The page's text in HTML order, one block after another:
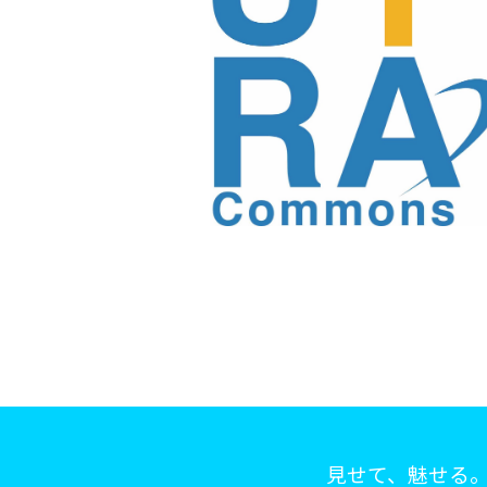
見せて、魅せる。